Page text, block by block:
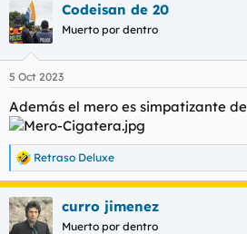
c
c
i
e
:
Codeisan de 20
Muerto por dentro
5 Oct 2023
Además el mero es simpatizante
R
e
a
c
c
Retraso Deluxe
curro jimenez
Muerto por dentro